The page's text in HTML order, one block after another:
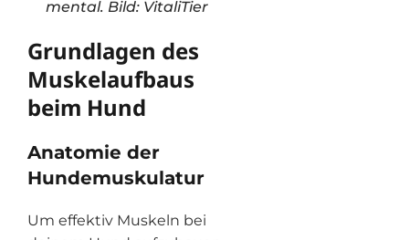
mental. Bild: VitaliTier
Grundlagen des
Muskelaufbaus
beim Hund
Anatomie der
Hundemuskulatur
Um effektiv Muskeln bei